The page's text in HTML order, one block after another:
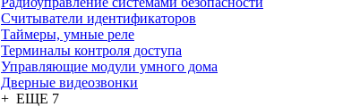
Считыватели идентификаторов
Таймеры, умные реле
Терминалы контроля доступа
Управляющие модули умного дома
Дверные видеозвонки
+ ЕЩЕ 7